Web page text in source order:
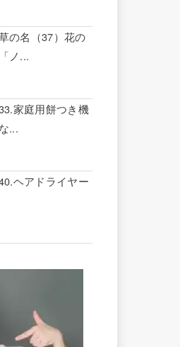
の名（37）花の
ノ...
家庭用餅つき機
...
ヘアドライヤー